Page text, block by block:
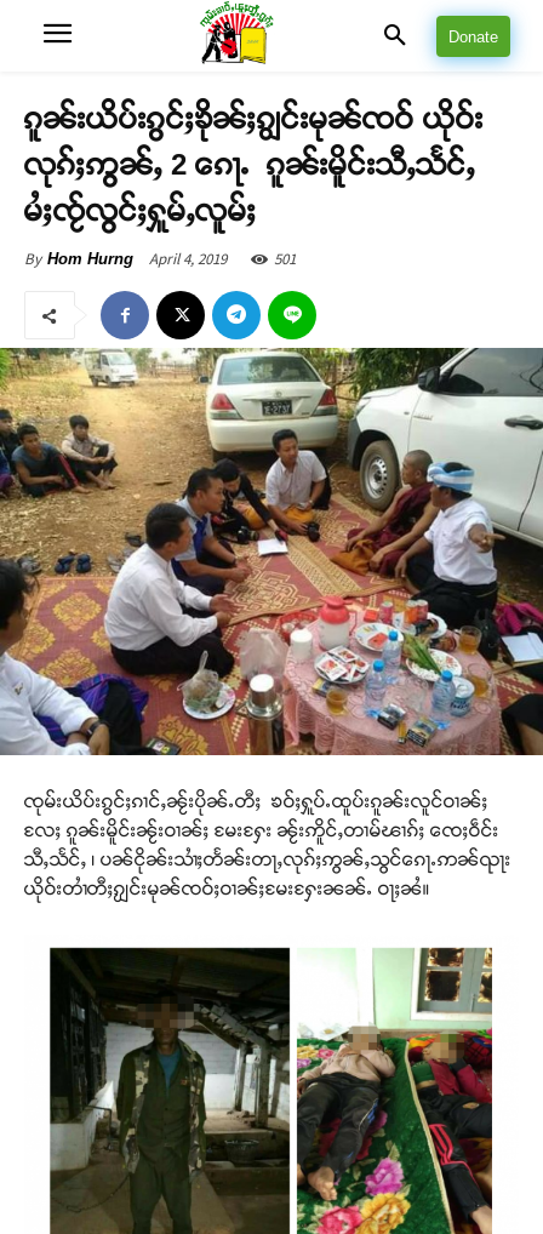
Donate
ၵူၼ်းယိပ်းၵွင်ႈၶိုၼ်ႈၵျွင်းမုၼ်ၸဝ် ယိုဝ်း
လုၵ်ႈဢွၼ်ႇ 2 ၵေႃႉ ၵူၼ်းမိူင်းသီႇသႅင်ႇ
မႆႈၸႂ်လွင်ႈႁူမ်ႇလူမ်ႈ
By Hom Hurng April 4, 2019 501
ၸုမ်းယိပ်းၵွင်ႈၵၢင်ႇၼႂ်းပိုၼ်ႉတီႈ ၶဝ်ႈႁူပ်ႉထူပ်းၵူၼ်းလူင်ဝၢၼ်ႈ
လႄႈ ၵူၼ်းမိူင်းၼႂ်းဝၢၼ်ႈ မႄးႁႄး ၼႂ်းဢိူင်ႇတၢမ်ၽၢၵ်ႈ ၸေႈဝဵင်း
သီႇသႅင်ႇ ၊ ပၼ်ငိုၼ်းသၢႆႈတႅၼ်းတႃႇလုၵ်ႈဢွၼ်ႇသွင်ၵေႃႉဢၼ်ၺႃး
ယိုဝ်းတၢႆတီႈၵျႂင်းမုၼ်ၸဝ်ႈဝၢၼ်ႈမႄးႁႄးၼၼ်ႉ ဝႃႈၼႆ။